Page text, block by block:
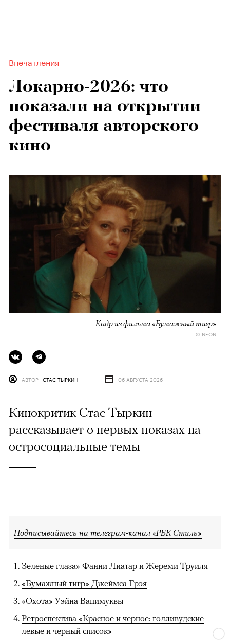
Впечатления
Локарно-2026: что
показали на открытии
фестиваля авторского
кино
Кадр из фильма «Бумажный тигр»
© NEON
АВТОР СТАС ТЫРКИН 06 АВГУСТА 2026
Кинокритик Стас Тыркин
рассказывает о первых показах на
остросоциальные темы
Подписывайтесь на телеграм-канал «РБК Стиль»
Зеленые глаза» Фанни Лиатар и Жереми Труиля
«Бумажный тигр» Джеймса Грэя
«Охота» Уэйна Вапимуквы
Ретроспектива «Красное и черное: голливудские
левые и черный список»